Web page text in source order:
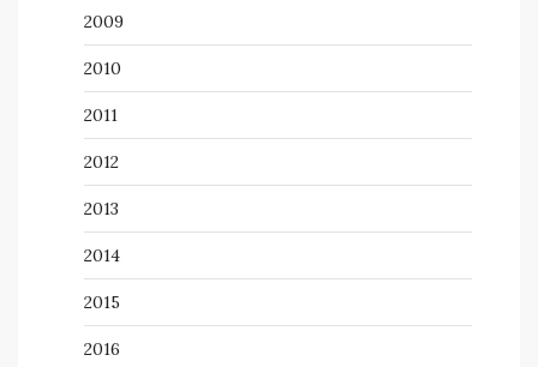
2009
2010
2011
2012
2013
2014
2015
2016